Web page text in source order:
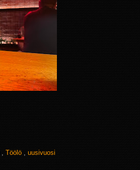
Töölö uusivuosi